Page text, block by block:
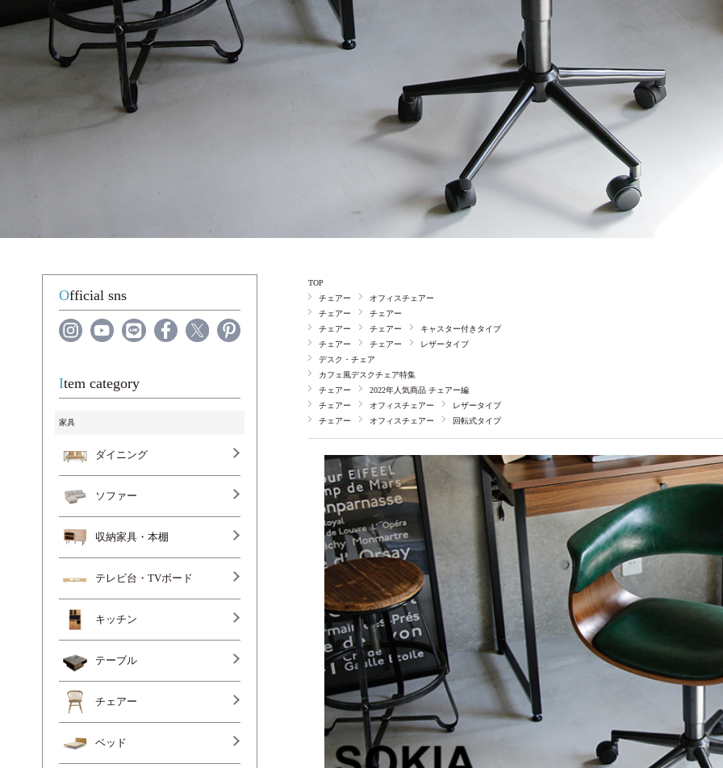
TOP
チェアー
オフィスチェアー
チェアー
チェアー
チェアー
チェアー
キャスター付きタイプ
チェアー
チェアー
レザータイプ
デスク・チェア
カフェ風デスクチェア特集
チェアー
2022年人気商品 チェアー編
チェアー
オフィスチェアー
レザータイプ
チェアー
オフィスチェアー 回転式タイプ
Official sns
Item category
家具
ダイニング
ソファー
収納家具・本棚
テレビ台・TVボード
キッチン
テーブル
チェアー
ベッド